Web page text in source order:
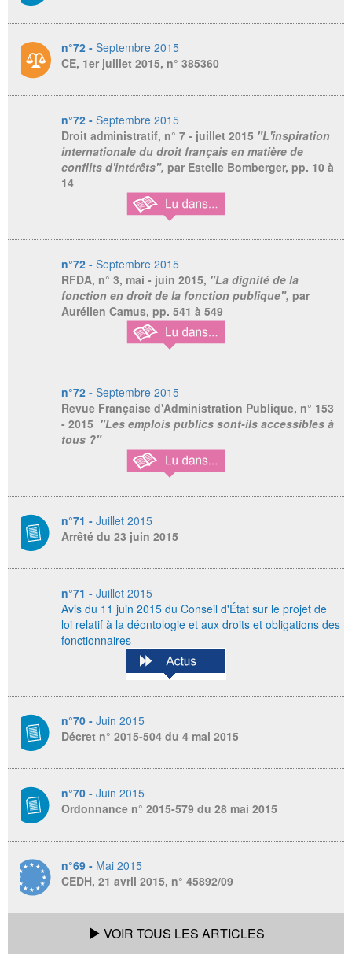
n°72 - Septembre 2015
CE, 1er juillet 2015, n° 385360
n°72 - Septembre 2015
Droit administratif, n° 7 - juillet 2015 "L'inspiration
internationale du droit français en matière de
conflits d'intérêts", par Estelle Bomberger, pp. 10 à
14
n°72 - Septembre 2015
RFDA, n° 3, mai - juin 2015, "La dignité de la
fonction en droit de la fonction publique", par
Aurélien Camus, pp. 541 à 549
n°72 - Septembre 2015
Revue Française d'Administration Publique, n° 153
- 2015 "Les emplois publics sont-ils accessibles à
tous ?"
n°71 - Juillet 2015
Arrêté du 23 juin 2015
n°71 - Juillet 2015
Avis du 11 juin 2015 du Conseil d'État sur le projet de
loi relatif à la déontologie et aux droits et obligations des
fonctionnaires
n°70 - Juin 2015
Décret n° 2015-504 du 4 mai 2015
n°70 - Juin 2015
Ordonnance n° 2015-579 du 28 mai 2015
n°69 - Mai 2015
CEDH, 21 avril 2015, n° 45892/09
VOIR TOUS LES ARTICLES